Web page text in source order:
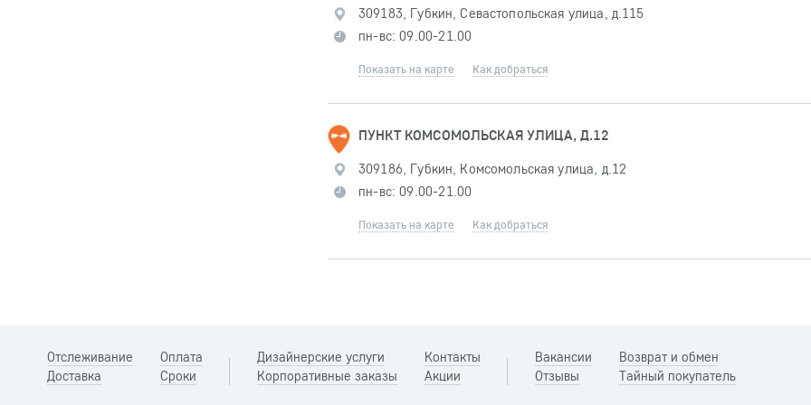
309183, Губкин, Севастопольская улица, д.115
пн-вс: 09.00-21.00
Показать на карте Как добраться
ПУНКТ КОМСОМОЛЬСКАЯ УЛИЦА, Д.12
309186, Губкин, Комсомольская улица, д.12
пн-вс: 09.00-21.00
Показать на карте Как добраться
Отслеживание
Доставка
Оплата
Сроки
Дизайнерские услуги
Корпоративные заказы
Контакты
Акции
Вакансии
Отзывы
Возврат и обмен
Тайный покупатель